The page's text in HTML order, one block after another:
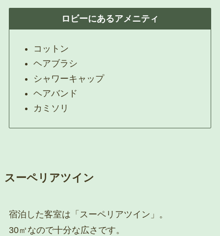
ロビーにあるアメニティ
コットン
ヘアブラシ
シャワーキャップ
ヘアバンド
カミソリ
スーペリアツイン
宿泊した客室は「スーペリアツイン」。
30㎡なので十分な広さです。